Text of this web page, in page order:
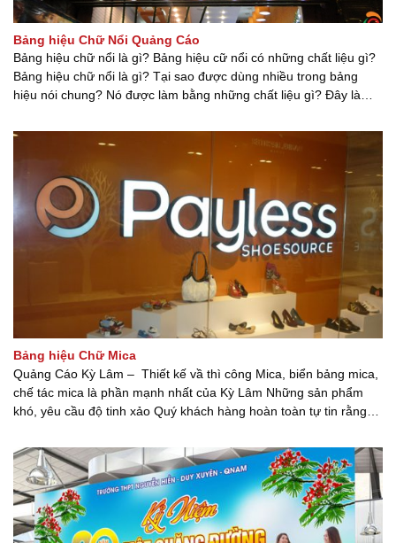
Bảng hiệu Chữ Nổi Quảng Cáo
Bảng hiệu chữ nổi là gì? Bảng hiệu cữ nổi có những chất liệu gì?
Bảng hiệu chữ nổi là gì? Tại sao được dùng nhiều trong bảng
hiệu nói chung? Nó được làm bằng những chất liệu gì? Đây là
[...] [...]
Bảng hiệu Chữ Mica
Quảng Cáo Kỳ Lâm – Thiết kế vầ thì công Mica, biển bảng mica,
chế tác mica là phần mạnh nhất của Kỳ Lâm Những sản phẩm
khó, yêu cầu độ tinh xảo Quý khách hàng hoàn toàn tự tin rằng
tôi nhận thi công các [...] [...]